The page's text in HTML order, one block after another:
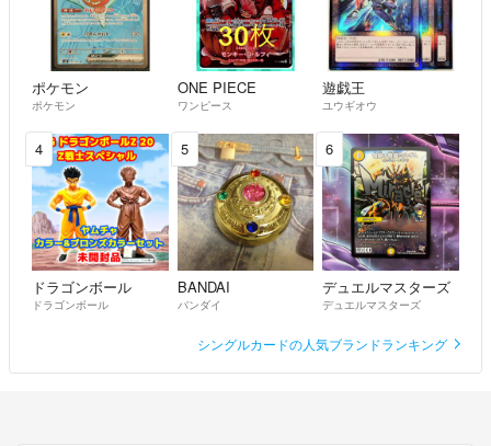
ポケモン
ポケモン
ONE PIECE
ワンピース
遊戯王
ユウギオウ
4
ドラゴンボール
ドラゴンボール
5
BANDAI
バンダイ
6
デュエルマスターズ
デュエルマスターズ
シングルカードの人気ブランドランキング